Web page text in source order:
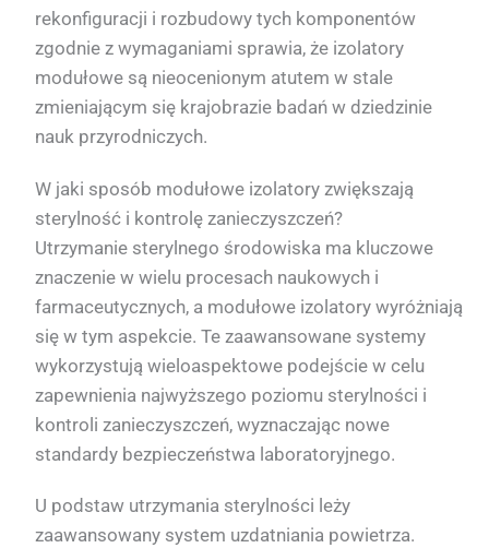
rekonfiguracji i rozbudowy tych komponentów
zgodnie z wymaganiami sprawia, że izolatory
modułowe są nieocenionym atutem w stale
zmieniającym się krajobrazie badań w dziedzinie
nauk przyrodniczych.
W jaki sposób modułowe izolatory zwiększają
sterylność i kontrolę zanieczyszczeń?
Utrzymanie sterylnego środowiska ma kluczowe
znaczenie w wielu procesach naukowych i
farmaceutycznych, a modułowe izolatory wyróżniają
się w tym aspekcie. Te zaawansowane systemy
wykorzystują wieloaspektowe podejście w celu
zapewnienia najwyższego poziomu sterylności i
kontroli zanieczyszczeń, wyznaczając nowe
standardy bezpieczeństwa laboratoryjnego.
U podstaw utrzymania sterylności leży
zaawansowany system uzdatniania powietrza.